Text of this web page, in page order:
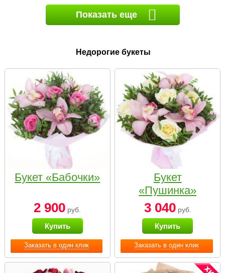
Показать еще
Недорогие букеты
Заказать в один клик
Букет «Бабочки»
2 900 руб.
Купить
Заказать в один клик
Букет
«Пушинка»
3 040руб.
Купить